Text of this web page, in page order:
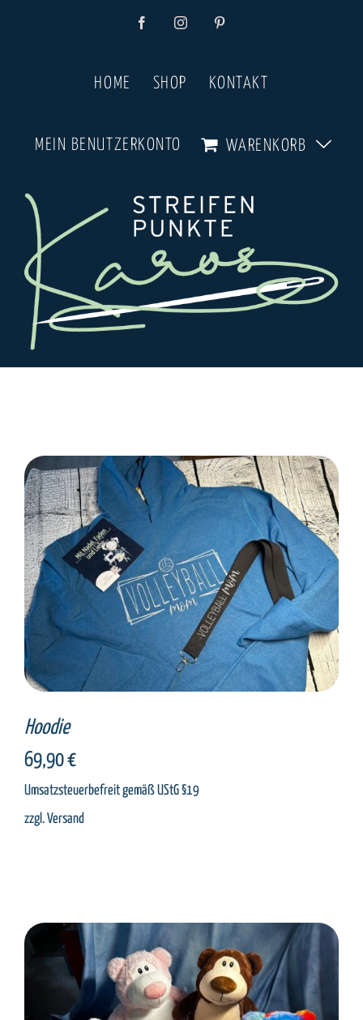
FacebookInstagramPinterest
HOME SHOP KONTAKT
MEIN BENUTZERKONTO WARENKORB
SELECT OPTIONS / DETAILS
Hoodie
69,90€
Umsatzsteuerbefreit gemäß UStG §19
zzgl.Versand